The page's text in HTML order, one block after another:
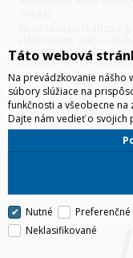
predstavil ďalšieho z
osvedčených
Táto webová
Na prevádzkovanie nášho
súbory slúžiace na
funkčnosti a všeobecne
Dajte nám vedieť o svojich
Nutné Preferenčné
Neklasifikované